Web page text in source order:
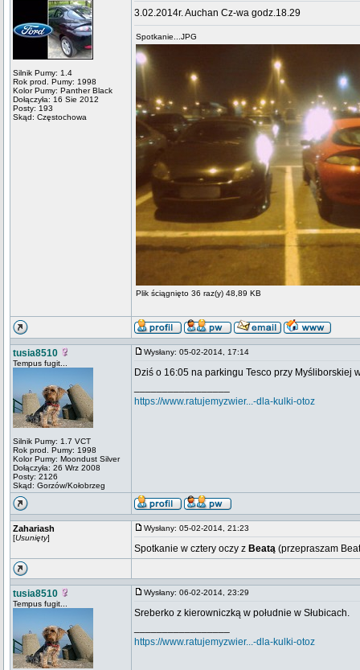
Silnik Pumy: 1.4
Rok prod. Pumy: 1998
Kolor Pumy: Panther Black
Dołączyła: 16 Sie 2012
Posty: 193
Skąd: Częstochowa
3.02.2014r. Auchan Cz-wa godz.18.29
Spotkanie...JPG
Plik ściągnięto 36 raz(y) 48,89 KB
tusia8510
Tempus fugit...
Silnik Pumy: 1.7 VCT
Rok prod. Pumy: 1998
Kolor Pumy: Moondust Silver
Dołączyła: 26 Wrz 2008
Posty: 2126
Skąd: Gorzów/Kołobrzeg
Wysłany: 05-02-2014, 17:14
Dziś o 16:05 na parkingu Tesco przy Myśliborskiej
https://www.ratujemyzwier...-dla-kulki-otoz
Zahariash
[Usunięty]
Wysłany: 05-02-2014, 21:23
Spotkanie w cztery oczy z Beatą (przepraszam
tusia8510
Tempus fugit...
Wysłany: 06-02-2014, 23:29
Sreberko z kierowniczką w południe w Słubicach.
https://www.ratujemyzwier...-dla-kulki-otoz